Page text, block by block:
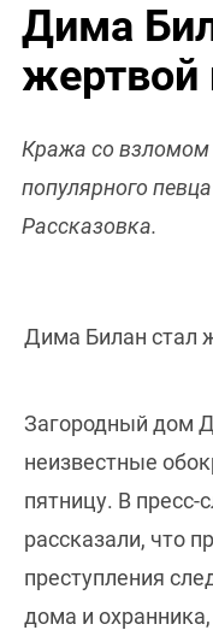
Дима
жертвой
Кража со
популярного
Рассказовка.
Дима Билан стал
Загородный дом
неизвестные
пятницу. В
рассказали, что
преступления
дома и